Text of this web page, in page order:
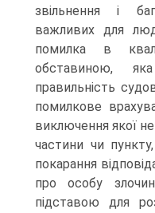
звільнення і
важливих для
помилка в
обставиною,
правильність
помилкове
виключення якої
частини чи
покарання
про особу
підставою для